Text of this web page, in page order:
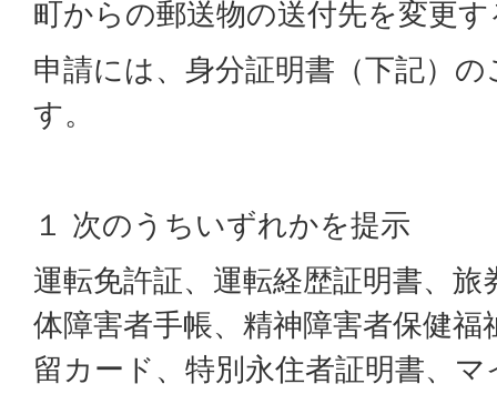
町からの郵送物の送付先を変更
申請には、身分証明書（下記）
す。
１ 次のうちいずれかを提示
運転免許証、運転経歴証明書、
体障害者手帳、精神障害者保健福
留カード、特別永住者証明書、